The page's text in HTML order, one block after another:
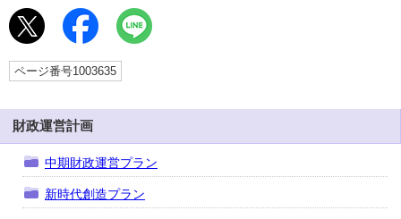
ページ番号1003635
財政運営計画
中期財政運営プラン
新時代創造プラン